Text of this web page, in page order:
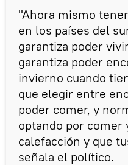
"Ahora mismo
en los países del
garantiza poder
garantiza poder
invierno cuando
que elegir entre
poder comer, y
optando por comer
calefacción y que
señala el político.